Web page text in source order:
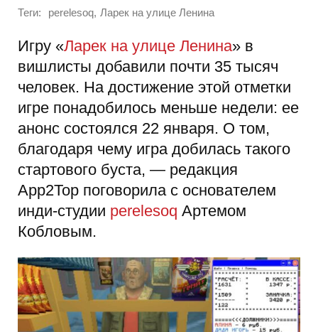
Теги: perelesoq, Ларек на улице Ленина
Игру «Ларек на улице Ленина» в
вишлисты добавили почти 35 тысяч
человек. На достижение этой отметки
игре понадобилось меньше недели: ее
анонс состоялся 22 января. О том,
благодаря чему игра добилась такого
стартового буста, — редакция
App2Top поговорила с основателем
инди-студии perelesoq Артемом
Кобловым.